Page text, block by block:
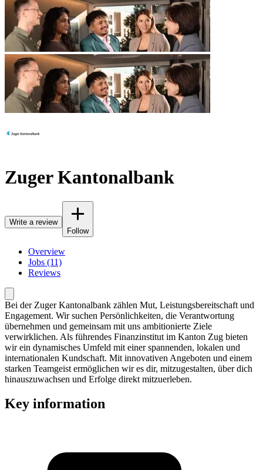
Zuger Kantonalbank
Write a review
Follow
Overview
Jobs (11)
Reviews
Bei der Zuger Kantonalbank zählen Mut, Leistungsbereitschaft und
Engagement. Wir suchen Persönlichkeiten, die Verantwortung
übernehmen und gemeinsam mit uns ambitionierte Ziele
verwirklichen. Als führendes Finanzinstitut im Kanton Zug bieten
wir ein dynamisches Umfeld mit einer spannenden, lokalen und
internationalen Kundschaft. Mit innovativen Angeboten und einem
starken Teamgeist ermöglichen wir es dir, mitzugestalten, über dich
hinauszuwachsen und Erfolge direkt mitzuerleben.
Key information